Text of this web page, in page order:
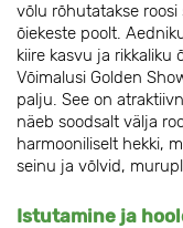
võlu rõhutatakse
õiekeste poolt.
kiire kasvu ja rikkaliku
Võimalusi Golden
palju. See on
näeb soodsalt välja
harmooniliselt hekki,
seinu ja võlvid,
Istutamine ja